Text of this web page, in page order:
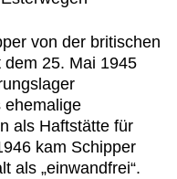
von der britischen
25. Mai 1945
ehemalige
als Haftstätte für
kam Schipper
als „einwandfrei“.